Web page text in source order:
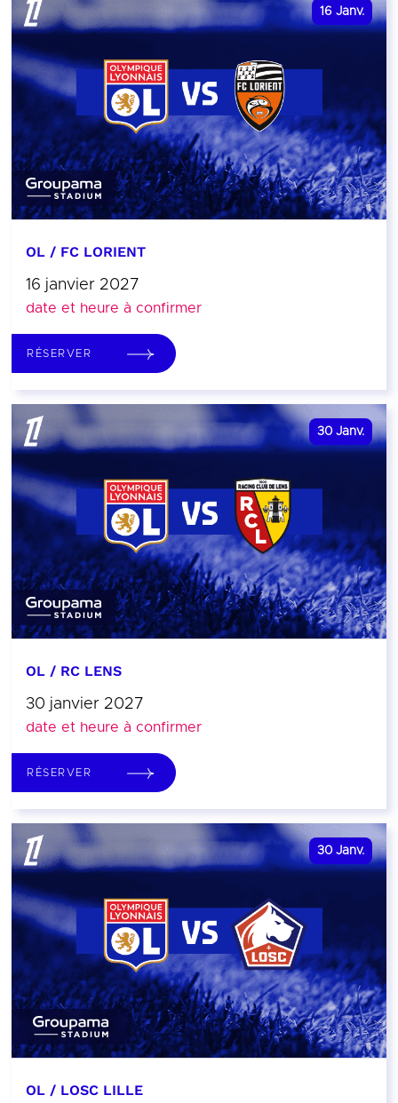
16 Janv.
OL / FC LORIENT
16 janvier 2027
date et heure à confirmer
RÉSERVER
30 Janv.
OL / RC LENS
30 janvier 2027
date et heure à confirmer
RÉSERVER
30 Janv.
OL / LOSC LILLE